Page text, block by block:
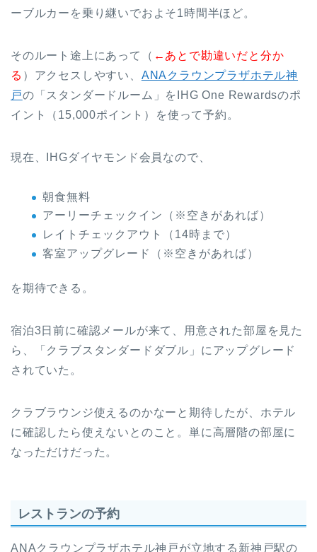
ーブルカーを乗り継いでおよそ1時間半ほど。
そのルート途上にあって（ ←あとで勘違いだと分か
る ）アクセスしやすい、 ANAクラウンプラザホテル神
戸の「スタンダードルーム」をIHG One Rewardsのポ
イント（15,000ポイント）を使って予約。
現在、IHGダイヤモンド会員なので、
朝食無料
アーリーチェックイン（※空きがあれば）
レイトチェックアウト（14時まで）
客室アップグレード（※空きがあれば）
を期待できる。
宿泊3日前に確認メールが来て、用意された部屋を見た
ら、「クラブスタンダードダブル」にアップグレード
されていた。
クラブラウンジ使えるのかなーと期待したが、ホテル
に確認したら使えないとのこと。単に高層階の部屋に
なっただけだった。
レストランの予約
ANAクラウンプラザホテル神戸が立地する新神戸駅の